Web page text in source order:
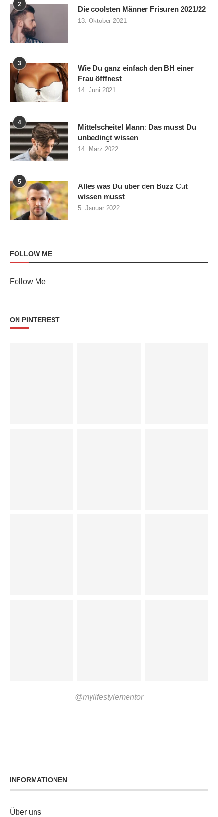
2
Die coolsten Männer Frisuren 2021/22
13. Oktober 2021
3
Wie Du ganz einfach den BH einer
Frau öfffnest
14. Juni 2021
4
Mittelscheitel Mann: Das musst Du
unbedingt wissen
14. März 2022
5
Alles was Du über den Buzz Cut
wissen musst
5. Januar 2022
FOLLOW ME
Follow Me
ON PINTEREST
@mylifestylementor
INFORMATIONEN
Über uns